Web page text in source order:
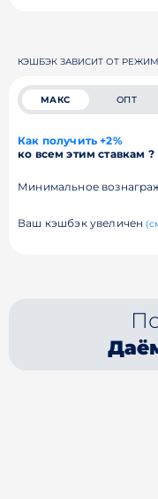
КЭШБЭК ЗАВИСИТ ОТ
МАКС ОПТ
Как получить +2%
ко всем этим ставкам ?
Минимальное
Ваш кэшбэк увеличен